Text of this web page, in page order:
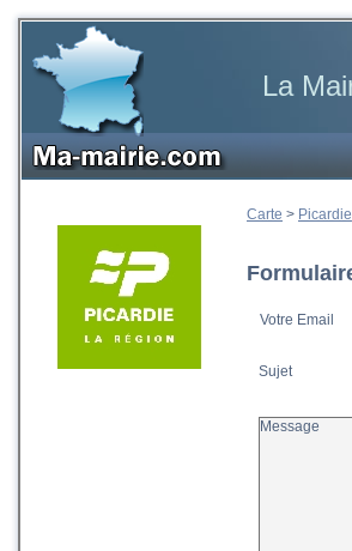
La
Carte > Picardie
Votre Email
Sujet
Message